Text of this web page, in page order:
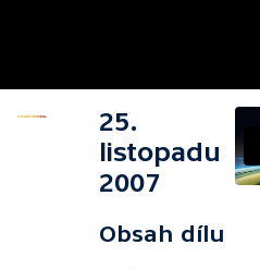
25.
listopadu
2007
Obsah dílu